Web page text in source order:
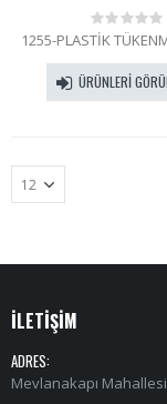
0
5
1255-PLASTİK
ÜRÜNLERI
İLETİŞİM
ADRES:
Mevlanakapı